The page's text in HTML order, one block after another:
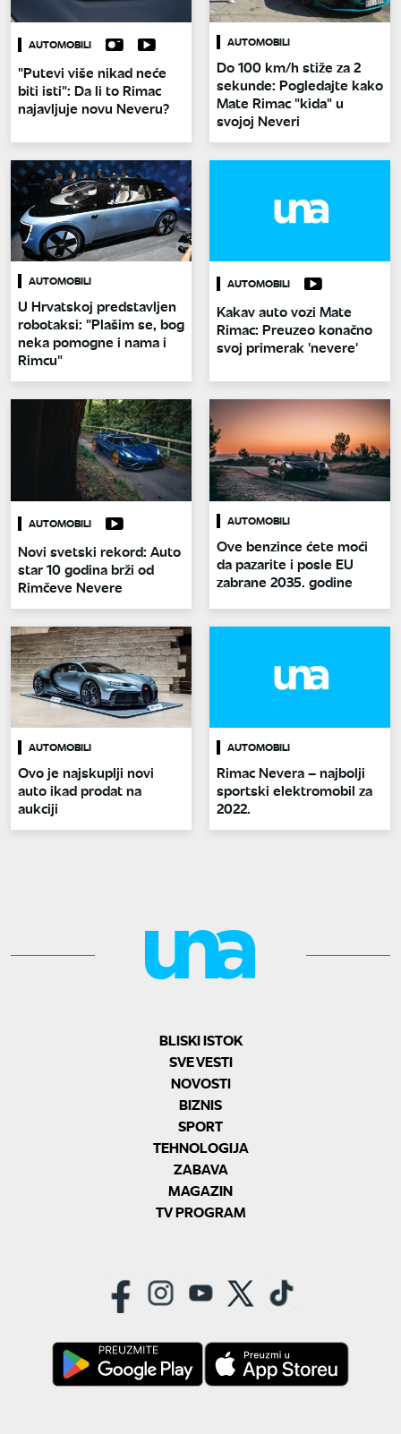
AUTOMOBILI
"Putevi više nikad neće
biti isti": Da li to Rimac
najavljuje novu Neveru?
AUTOMOBILI
Do 100 km/h stiže za 2
sekunde: Pogledajte kako
Mate Rimac "kida" u
svojoj Neveri
AUTOMOBILI
U Hrvatskoj predstavljen
robotaksi: "Plašim se, bog
neka pomogne i nama i
Rimcu"
AUTOMOBILI
Kakav auto vozi Mate
Rimac: Preuzeo konačno
svoj primerak 'nevere'
AUTOMOBILI
Novi svetski rekord: Auto
star 10 godina brži od
Rimčeve Nevere
AUTOMOBILI
Ove benzince ćete moći
da pazarite i posle EU
zabrane 2035. godine
AUTOMOBILI
Ovo je najskuplji novi
auto ikad prodat na
aukciji
AUTOMOBILI
Rimac Nevera – najbolji
sportski elektromobil za
2022.
BLISKI ISTOK
SVE VESTI
NOVOSTI
BIZNIS
SPORT
TEHNOLOGIJA
ZABAVA
MAGAZIN
TV PROGRAM